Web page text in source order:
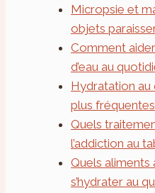
Micropsie et
objets
Comment
d’eau au
Hydratation au
plus fréquentes
Quels
l’addiction au
Quels aliments
s’hydrater au